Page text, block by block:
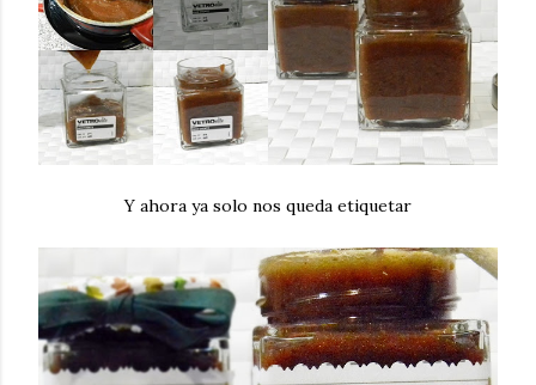
Y ahora ya solo nos queda etiquetar